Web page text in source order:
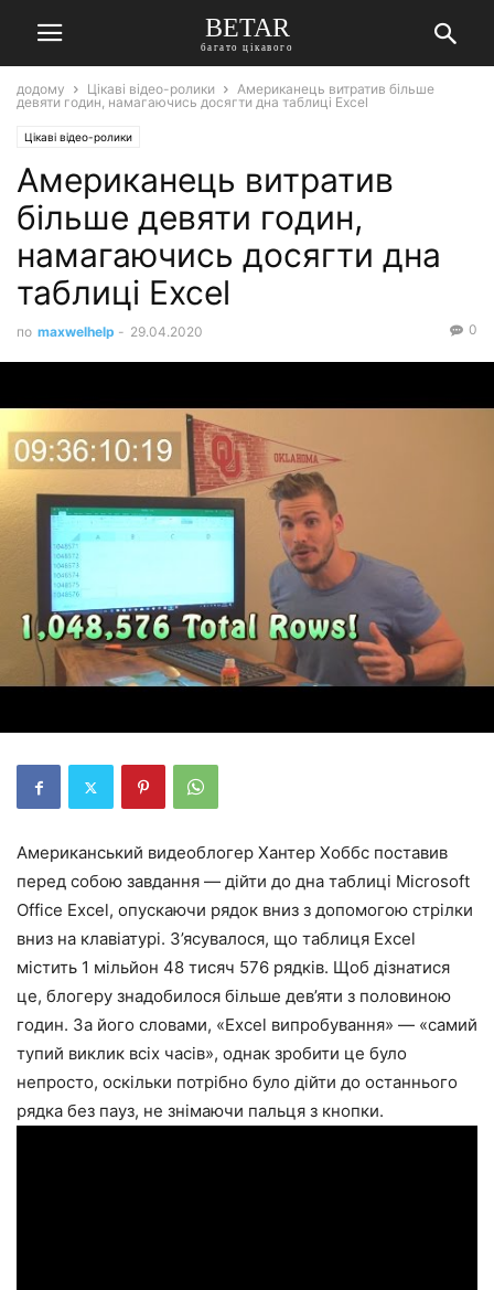
BETAR
багато цікавого
додому Цікаві відео-ролики
Американець витратив більше
девяти годин, намагаючись досягти дна таблиці Excel
Цікаві відео-ролики
Американець витратив
більше девяти годин,
намагаючись досягти дна
таблиці Excel
по maxwelhelp - 29.04.2020 0
Американський видеоблогер Хантер Хоббс поставив
перед собою завдання — дійти до дна таблиці Microsoft
Office Excel, опускаючи рядок вниз з допомогою стрілки
вниз на клавіатурі. З’ясувалося, що таблиця Excel
містить 1 мільйон 48 тисяч 576 рядків. Щоб дізнатися
це, блогеру знадобилося більше дев’яти з половиною
годин. За його словами, «Excel випробування» — «самий
тупий виклик всіх часів», однак зробити це було
непросто, оскільки потрібно було дійти до останнього
рядка без пауз, не знімаючи пальця з кнопки.